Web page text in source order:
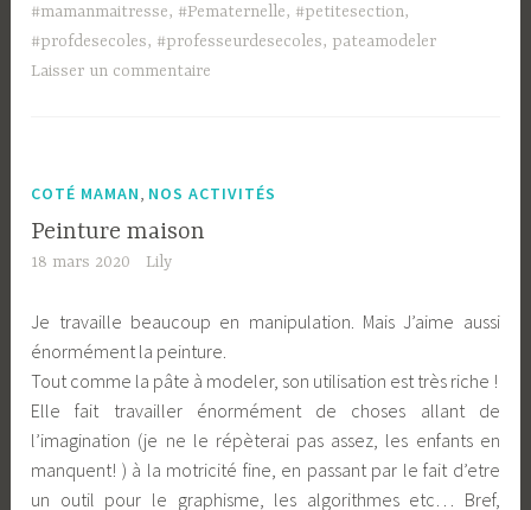
#mamanmaitresse, #Pematernelle, #petitesection,
#profdesecoles, #professeurdesecoles, pateamodeler
Laisser un commentaire
COTÉ MAMAN, NOS ACTIVITÉS
Peinture maison
18 mars 2020 Lily
Je travaille beaucoup en manipulation. Mais J’aime aussi
énormément la peinture.
Tout comme la pâte à modeler, son utilisation est très riche !
Elle fait travailler énormément de choses allant de
l’imagination (je ne le répèterai pas assez, les enfants en
manquent! ) à la motricité fine, en passant par le fait d’etre
un outil pour le graphisme, les algorithmes etc… Bref,